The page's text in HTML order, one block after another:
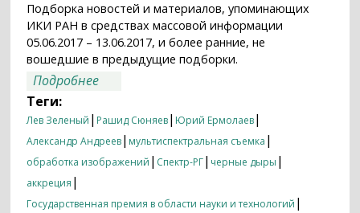
Подборка новостей и материалов, упоминающих
ИКИ РАН в средствах массовой информации
05.06.2017 – 13.06.2017, и более ранние, не
вошедшие в предыдущие подборки.
Подробнее
Теги:
Лев Зеленый | Рашид Сюняев| Юрий Ермолаев|
Александр Андреев| мультиспектральная съемка |
обработка изображений | Спектр-РГ| черные дыры |
аккреция |
Государственная премия в области науки и технологий |